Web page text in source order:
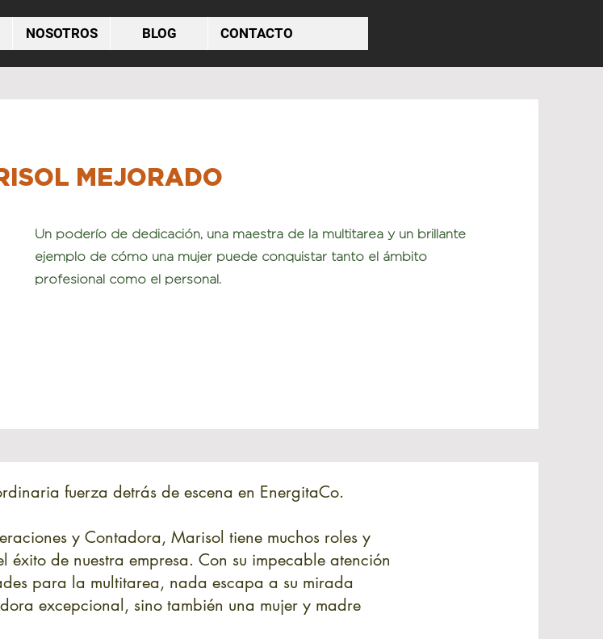
NOSOTROS BLOG CONTACTO
MEJORADO
Un poderío de dedicación, una maestra de la multitarea y un brillante
ejemplo de cómo una mujer puede conquistar tanto el ámbito
profesional como el personal.
fuerza detrás de escena en EnergitaCo.
y Contadora, Marisol tiene muchos roles y
éxito de nuestra empresa. Con su impecable atención
para la multitarea, nada escapa a su mirada
excepcional, sino también una mujer y madre